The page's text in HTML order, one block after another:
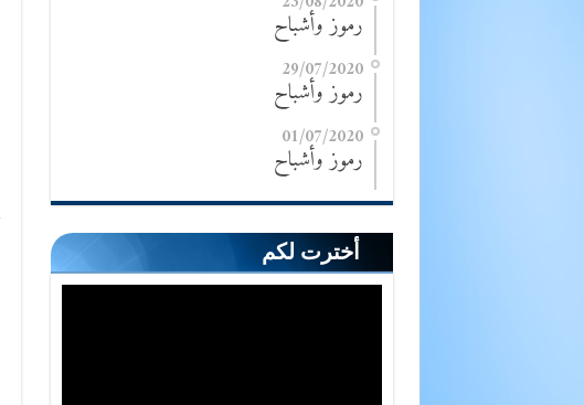
رموز وأشباح
29/07/2020
رموز وأشباح
01/07/2020
رموز وأشباح
أخترت لكم